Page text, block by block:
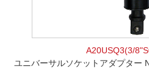
A20USQ3(3/
ユニバーサルソケットアダプター